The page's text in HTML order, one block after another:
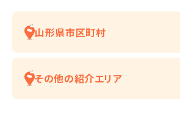
山形県市区町村
その他の紹介エリア